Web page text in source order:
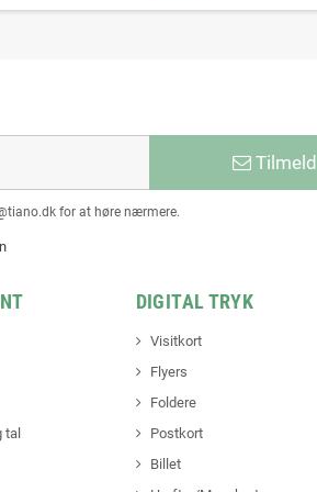
Tilmeld
for at høre nærmere.
DIGITAL TRYK
Visitkort
Flyers
Foldere
Postkort
Billet